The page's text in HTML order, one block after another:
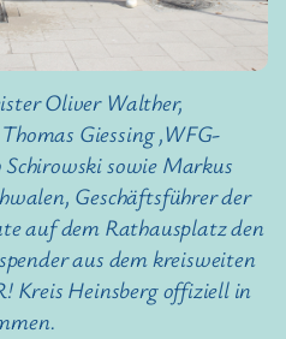
Oliver Walther,
Giessing ,WFG-
sowie Markus
Geschäftsführer der
auf dem Rathausplatz den
aus dem kreisweiten
Kreis Heinsberg offiziell in